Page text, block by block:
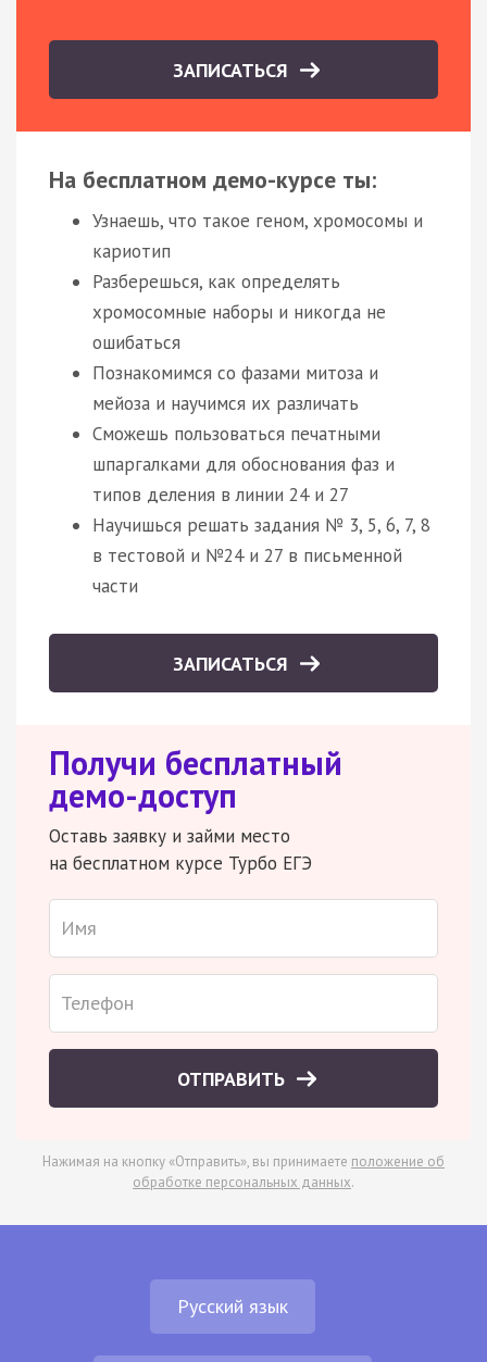
ЗАПИСАТЬСЯ
На бесплатном демо-курсе ты:
Узнаешь, что такое геном, хромосомы и
кариотип
Разберешься, как определять
хромосомные наборы и никогда не
ошибаться
Познакомимся со фазами митоза и
мейоза и научимся их различать
Сможешь пользоваться печатными
шпаргалками для обоснования фаз и
типов деления в линии 24 и 27
Научишься решать задания № 3, 5, 6, 7, 8
в тестовой и №24 и 27 в письменной
части
ЗАПИСАТЬСЯ
Получи бесплатный
демо-доступ
Оставь заявку и займи место
на бесплатном курсе Турбо ЕГЭ
ОТПРАВИТЬ
Нажимая на кнопку «Отправить», вы принимаете положение об
обработке персональных данных.
Русский язык